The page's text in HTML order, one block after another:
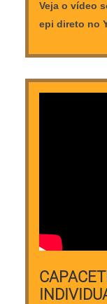
empresa
a ponta..
Veja o vídeo
epi direto no